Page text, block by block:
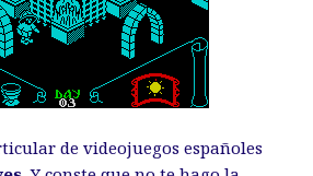
de videojuegos españoles